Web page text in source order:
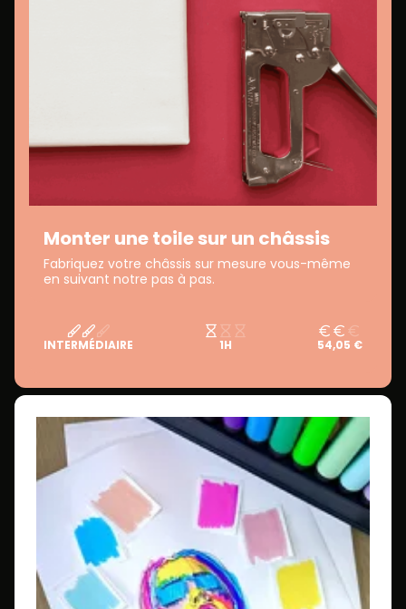
Monter une toile sur un châssis
Fabriquez votre châssis sur mesure vous-même
en suivant notre pas à pas.
INTERMÉDIAIRE 1H 54,05 €